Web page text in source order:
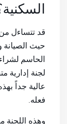
قد تتساءل
حيث الصيانة
الحاسم
لجنة إدارية
عالية جداً
فعله.
وهذه اللجنة